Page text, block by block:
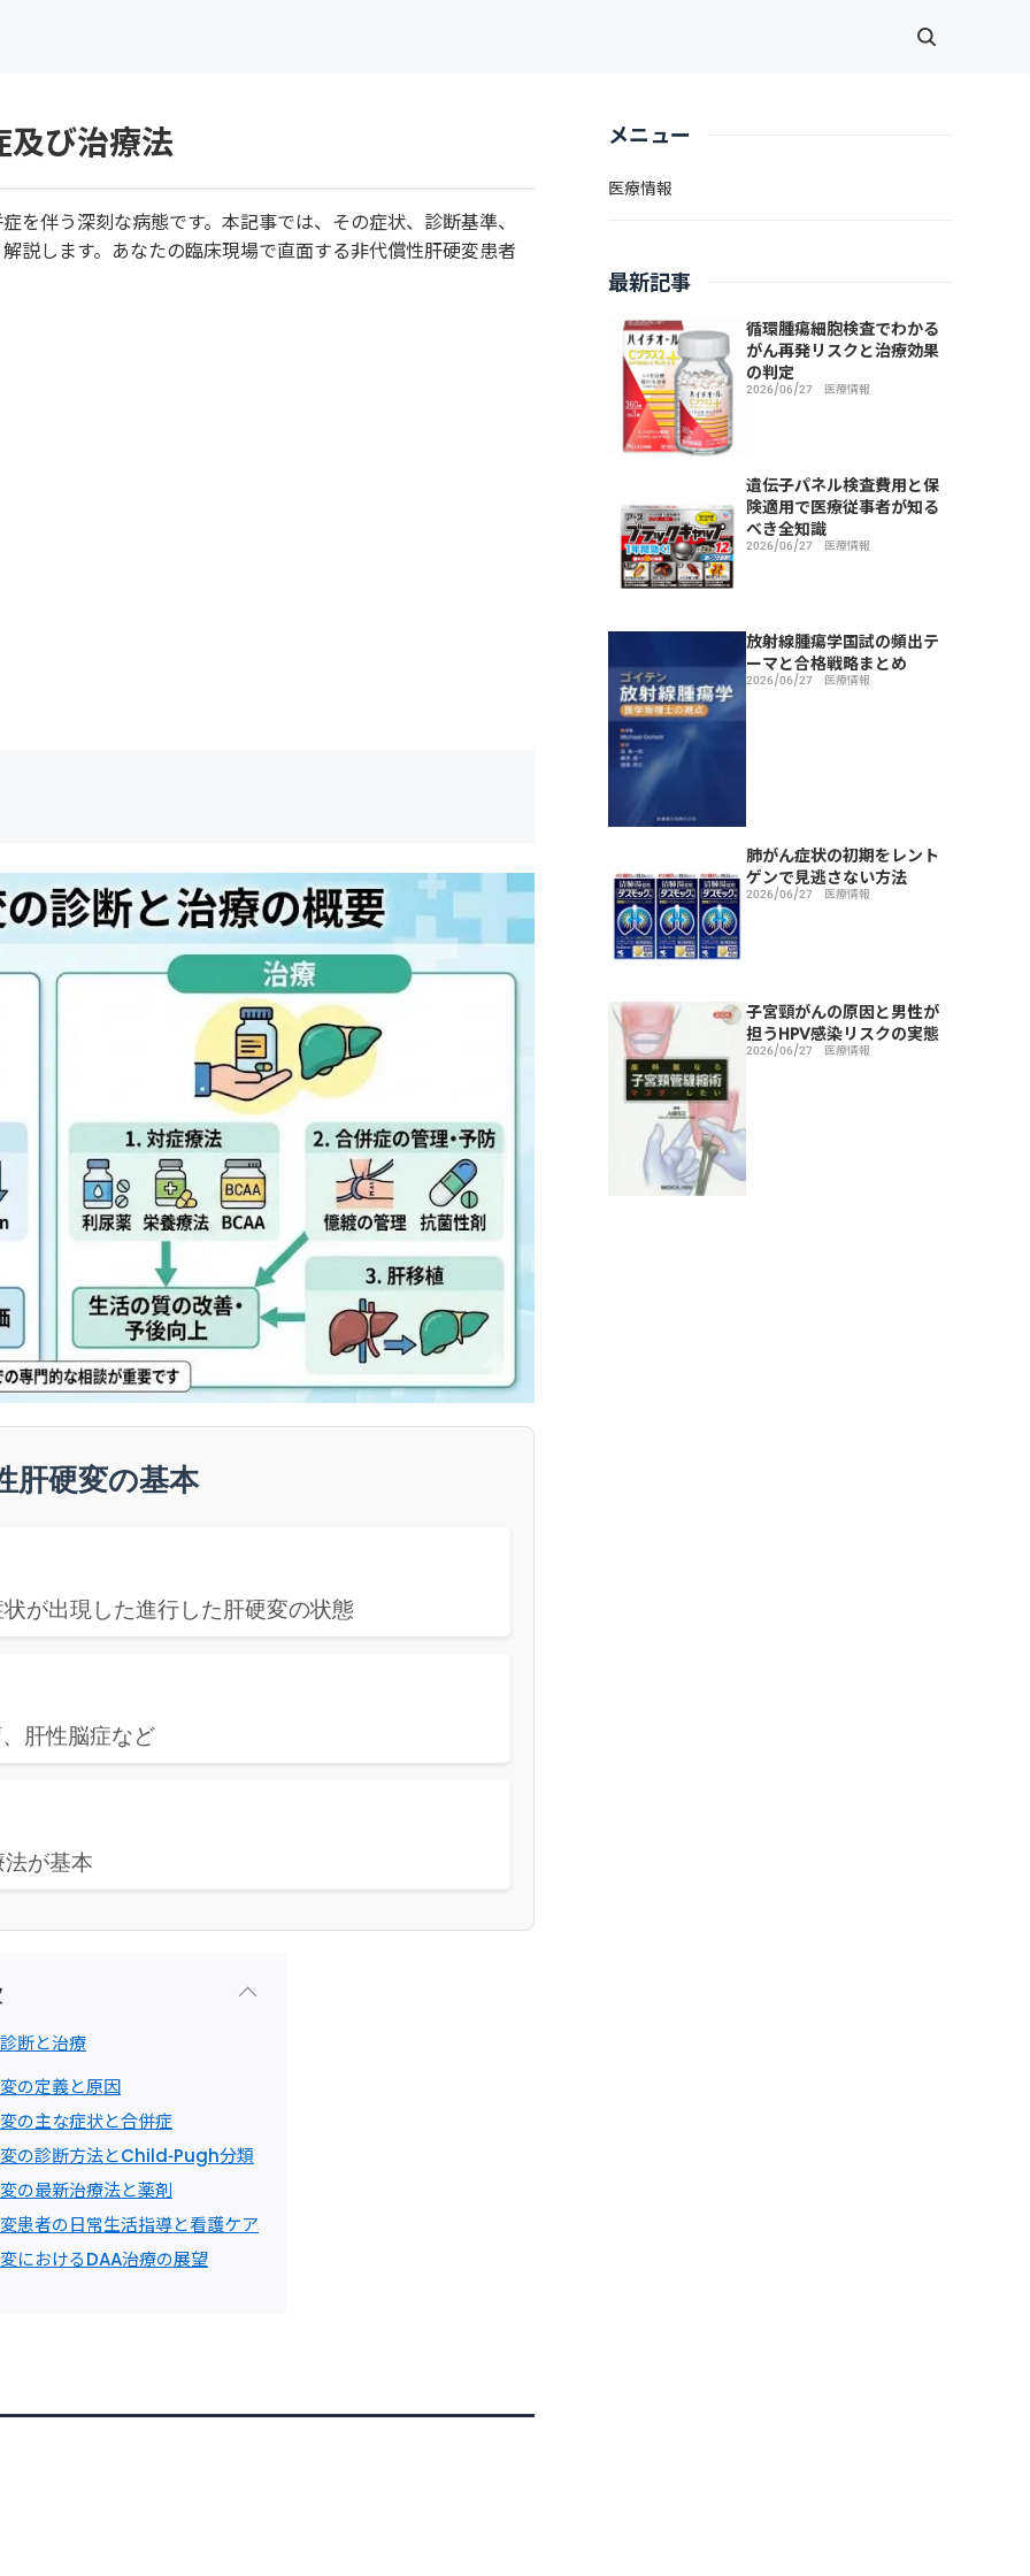
及び治療法
伴う深刻な病態です。本記事では、その症状、診断基準、
説します。あなたの臨床現場で直面する非代償性肝硬変患者
肝硬変の基本
が出現した進行した肝硬変の状態
肝性脳症など
が基本
断と治療
の定義と原因
の主な症状と合併症
の診断方法とChild-Pugh分類
の最新治療法と薬剤
患者の日常生活指導と看護ケア
におけるDAA治療の展望
メニュー
医療情報
最新記事
循環腫瘍細胞検査でわかる
がん再発リスクと治療効果
の判定
2026/06/27 医療情報
遺伝子パネル検査費用と保
険適用で医療従事者が知る
べき全知識
2026/06/27 医療情報
放射線腫瘍学国試の頻出テ
ーマと合格戦略まとめ
2026/06/27 医療情報
肺がん症状の初期をレント
ゲンで見逃さない方法
2026/06/27 医療情報
子宮頸がんの原因と男性が
担うHPV感染リスクの実態
2026/06/27 医療情報